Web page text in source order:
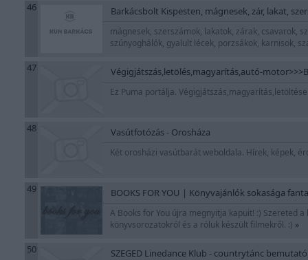
46 Barkácsbolt Kispesten, mágnesek, zár, lakat,
mágnesek, szerszámok, lakatok, zárak, csavarok,
szúnyoghálók, gyalult lécek, porzsákok, karnisok,
47 Végigjátszás,letölés,magyarítás,autó-
Ez Puma portálja.
48 Vasútfotózás - Orosháza
Két orosházi vasútbarát weboldala. Hírek, képek,
49 BOOKS FOR YOU | Könyvajánlók sokasága
A Books for You újra megnyitja kapuit! :) Szereted
könyvsorozatokról és a róluk készült filmekről. :) »
50 SZEGED Linedance Klub - countrytánc